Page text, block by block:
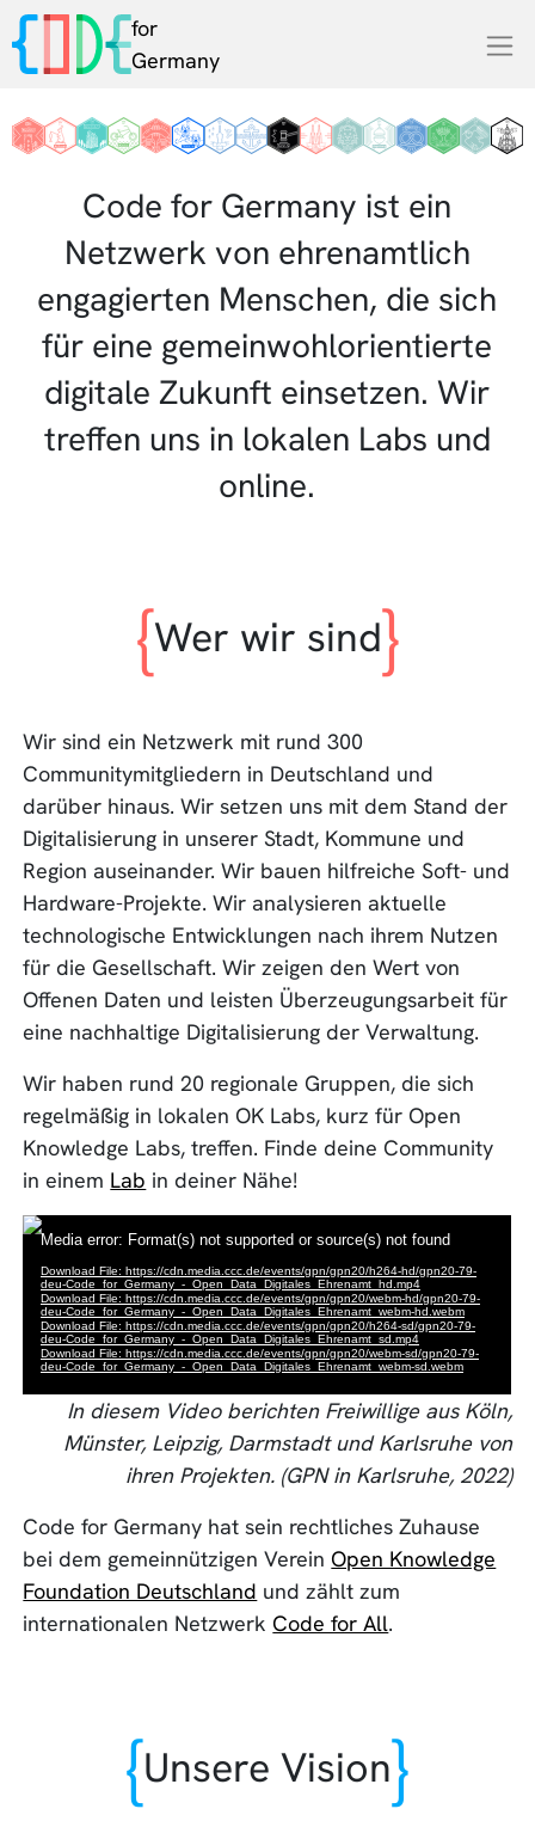
for
Germany
Code for Germany ist ein
Netzwerk von ehrenamtlich
engagierten Menschen, die sich
für eine gemeinwohlorientierte
digitale Zukunft einsetzen. Wir
treffen uns in lokalen Labs und
online.
Wer wir sind
Wir sind ein Netzwerk mit rund 300
Communitymitgliedern in Deutschland und
darüber hinaus. Wir setzen uns mit dem Stand der
Digitalisierung in unserer Stadt, Kommune und
Region auseinander. Wir bauen hilfreiche Soft- und
Hardware-Projekte. Wir analysieren aktuelle
technologische Entwicklungen nach ihrem Nutzen
für die Gesellschaft. Wir zeigen den Wert von
Offenen Daten und leisten Überzeugungsarbeit für
eine nachhaltige Digitalisierung der Verwaltung.
Wir haben rund 20 regionale Gruppen, die sich
regelmäßig in lokalen OK Labs, kurz für Open
Knowledge Labs, treffen. Finde deine Community
in einem Lab in deiner Nähe!
In diesem Video berichten Freiwillige aus Köln,
Münster, Leipzig, Darmstadt und Karlsruhe von
ihren Projekten. (GPN in Karlsruhe, 2022)
Code for Germany hat sein rechtliches Zuhause
bei dem gemeinnützigen Verein Open Knowledge
Foundation Deutschland und zählt zum
internationalen Netzwerk Code for All.
Unsere Vision